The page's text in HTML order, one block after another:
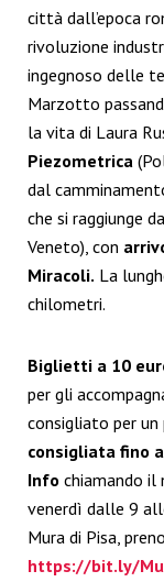
città dall’epoca
rivoluzione
ingegnoso delle
Marzotto
la vita di Laura
Piezometrica
dal
che si raggiunge
Veneto), con
Miracoli. La
chilometri.
Biglietti a 10
per gli
consigliato per un
consigliata fino
Info chiamando
venerdì dalle 9
Mura di Pisa,
https://bit.ly/